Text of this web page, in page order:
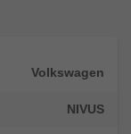
Volkswagen
NIVUS